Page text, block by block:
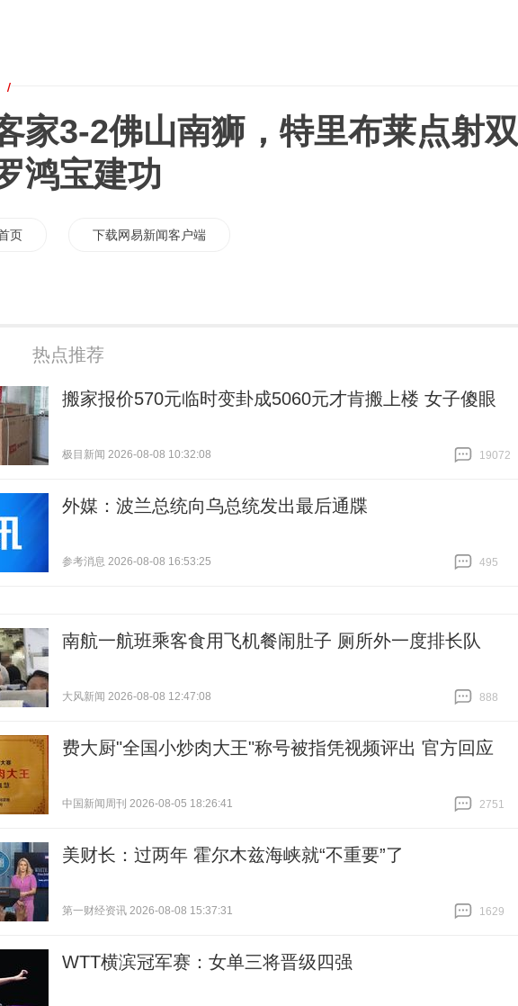
/
家3-2佛山南狮，特里布莱点射双
鸿宝建功
页 下载网易新闻客户端
热点推荐
搬家报价570元临时变卦成5060元才肯搬上楼 女子傻眼
极目新闻 2026-08-08 10:32:08
19072
外媒：波兰总统向乌总统发出最后通牒
参考消息 2026-08-08 16:53:25
495
南航一航班乘客食用飞机餐闹肚子 厕所外一度排长队
大风新闻 2026-08-08 12:47:08
888
费大厨"全国小炒肉大王"称号被指凭视频评出 官方回应
中国新闻周刊 2026-08-05 18:26:41
2751
美财长：过两年 霍尔木兹海峡就“不重要”了
第一财经资讯 2026-08-08 15:37:31
1629
WTT横滨冠军赛：女单三将晋级四强